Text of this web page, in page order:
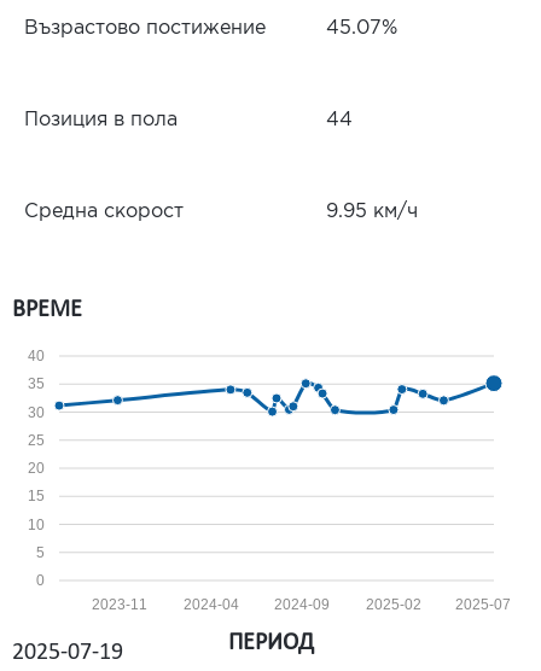
Възрастово постижение 45.07%
Позиция в пола 44
Средна скорост 9.95 км/ч
ВРЕМЕ
0
5
10
15
20
25
30
35
40
2025-07
2025-02
2024-09
2024-04
2023-11
2025-07-19
ПЕРИОД